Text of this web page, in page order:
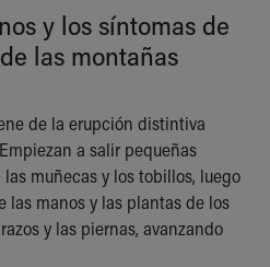
Pediatrics
y los síntomas de
las montañas
de la erupción distintiva
a salir pequeñas
muñecas y los tobillos, luego
las manos y las plantas de los
y las piernas, avanzando